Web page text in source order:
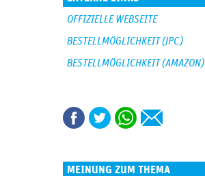
OFFIZIELLE WEBSEITE
BESTELLMÖGLICHKEIT (JPC)
BESTELLMÖGLICHKEIT (AMAZON)
MEINUNG ZUM THEMA